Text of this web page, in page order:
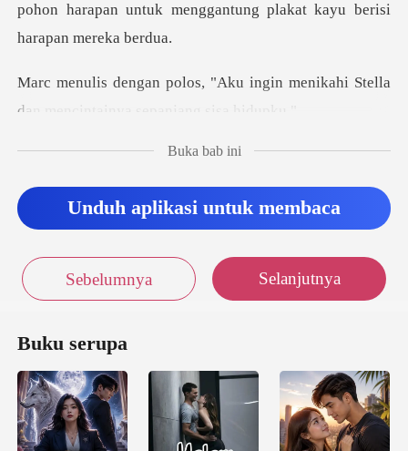
Keluar
pohon harapan untuk menggantun
ingin menikahi Stella
dan menc
u, Stella hanBuka bab ini
Unduh aplikasi untuk membaca
Sebelumnya Selanjutnya
Buku serupa